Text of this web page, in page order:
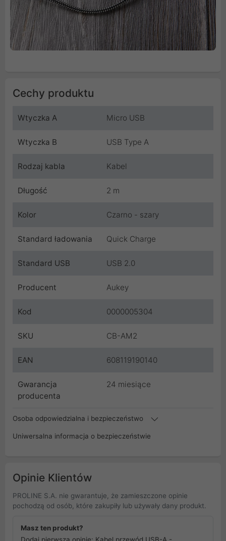
Cechy produktu
Wtyczka A Micro USB
Wtyczka B USB Type A
Rodzaj kabla Kabel
Długość 2 m
Kolor Czarno - szary
Standard ładowania Quick Charge
Standard USB USB 2.0
Producent Aukey
Kod 0000005304
SKU CB-AM2
EAN 608119190140
Gwarancja
producenta
24 miesiące
Osoba odpowiedzialna i bezpieczeństwo
Uniwersalna informacja o bezpieczeństwie
Opinie Klientów
PROLINE S.A. nie gwarantuje, że zamieszczone opinie
pochodzą od osób, które zakupiły lub używały dany produkt.
Masz ten produkt?